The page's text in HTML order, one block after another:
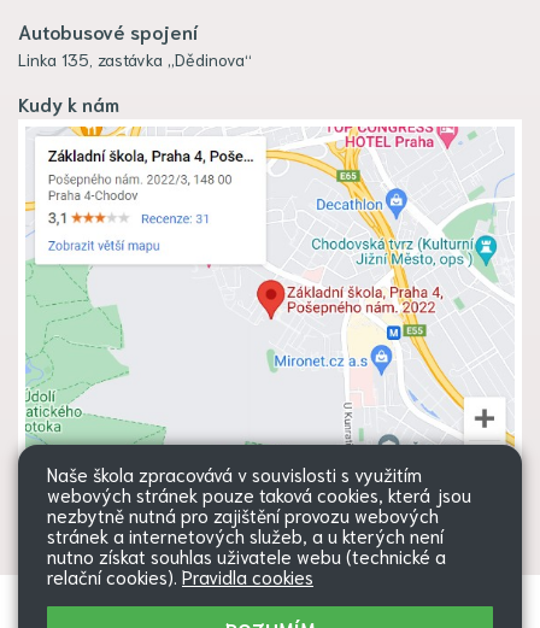
Autobusové spojení
Linka 135, zastávka „Dědinova“
Kudy k nám
Všechna práva vyhrazena. Copyright
Web školy
Naše škola zpracovává v souvislosti s využitím
webových stránek pouze taková cookies, která jsou
nezbytně nutná pro zajištění provozu webových
stránek a internetových služeb, a u kterých není
nutno získat souhlas uživatele webu (technické a
relační cookies). Pravidla cookies